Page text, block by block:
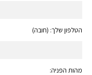
הטלפון שלך: (חובה)
מהות הפניה: